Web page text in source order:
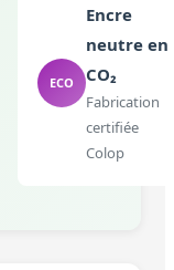
ECO
Encre
neutre en
CO₂
Fabrication
certifiée
Colop